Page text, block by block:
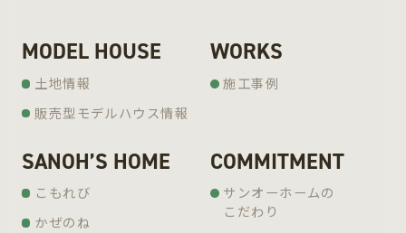
MODEL HOUSE
土地情報
販売型モデルハウス情報
WORKS
施工事例
SANOH’S HOME
こもれび
かぜのね
COMMITMENT
サンオーホームの
こだわり